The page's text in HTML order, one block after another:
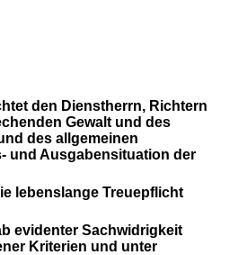
den Dienstherrn, Richtern
Gewalt und des
des allgemeinen
und Ausgabensituation der
lebenslange Treuepflicht
evidenter Sachwidrigkeit
Kriterien und unter